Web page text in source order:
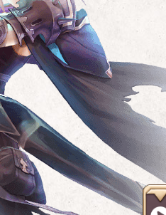
來治癒
於在用
反擊。
業，擅